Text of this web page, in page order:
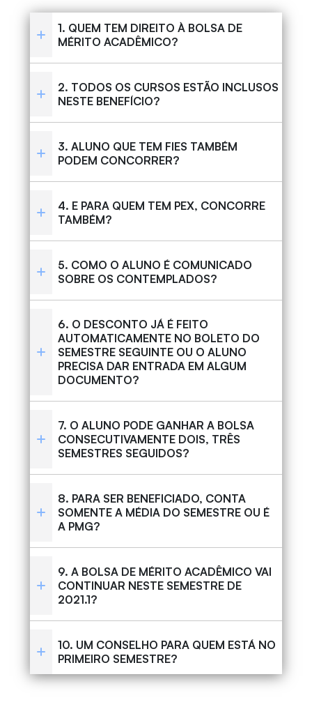
1. QUEM TEM DIREITO À BOLSA DE
MÉRITO ACADÊMICO?
2. TODOS OS CURSOS ESTÃO INCLUSOS
NESTE BENEFÍCIO?
3. ALUNO QUE TEM FIES TAMBÉM
PODEM CONCORRER?
4. E PARA QUEM TEM PEX, CONCORRE
TAMBÉM?
5. COMO O ALUNO É COMUNICADO
SOBRE OS CONTEMPLADOS?
6. O DESCONTO JÁ É FEITO
AUTOMATICAMENTE NO BOLETO DO
SEMESTRE SEGUINTE OU O ALUNO
PRECISA DAR ENTRADA EM ALGUM
DOCUMENTO?
7. O ALUNO PODE GANHAR A BOLSA
CONSECUTIVAMENTE DOIS, TRÊS
SEMESTRES SEGUIDOS?
8. PARA SER BENEFICIADO, CONTA
SOMENTE A MÉDIA DO SEMESTRE OU É
A PMG?
9. A BOLSA DE MÉRITO ACADÊMICO VAI
CONTINUAR NESTE SEMESTRE DE
2021.1?
10. UM CONSELHO PARA QUEM ESTÁ NO
PRIMEIRO SEMESTRE?